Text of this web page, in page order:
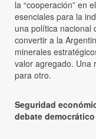
la “cooperación” en
esenciales para la
una política nacional
convertir a la
minerales
valor agregado. Una
para otro.
Seguridad
debate democrático